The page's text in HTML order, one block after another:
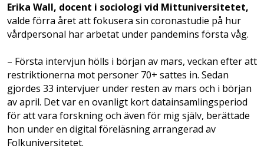
Erika Wall, docent i sociologi vid Mittuniversitetet,
valde förra året att fokusera sin coronastudie på hur
vårdpersonal har arbetat under pandemins första våg.
– Första intervjun hölls i början av mars, veckan efter att
restriktionerna mot personer 70+ sattes in. Sedan
gjordes 33 intervjuer under resten av mars och i början
av april. Det var en ovanligt kort datainsamlingsperiod
för att vara forskning och även för mig själv, berättade
hon under en digital föreläsning arrangerad av
Folkuniversitetet.